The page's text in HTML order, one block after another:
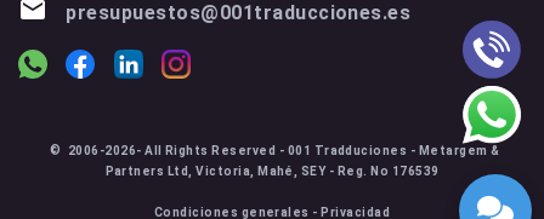
presupuestos@001traducciones.es
© 2006-2026- All Rights Reserved - 001 Tradduciones - Metargem &
Partners Ltd, Victoria, Mahé, SEY - Reg. No 176539
Condiciones generales - Privacidad